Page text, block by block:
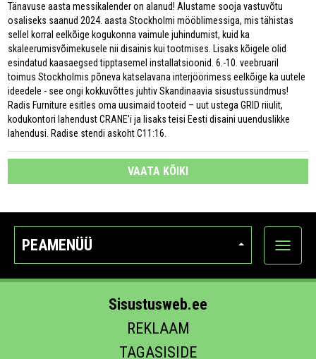
Tänavuse aasta messikalender on alanud! Alustame sooja vastuvõtu
osaliseks saanud 2024. aasta Stockholmi mööblimessiga, mis tähistas
sellel korral eelkõige kogukonna vaimule juhindumist, kuid ka
skaleerumisvõimekusele nii disainis kui tootmises. Lisaks kõigele olid
esindatud kaasaegsed tipptasemel installatsioonid. 6.-10. veebruaril
toimus Stockholmis põneva katselavana interjöörimess eelkõige ka uutele
ideedele - see ongi kokkuvõttes juhtiv Skandinaavia sisustussündmus!
Radis Furniture esitles oma uusimaid tooteid – uut ustega GRID riiulit,
kodukontori lahendust CRANE'i ja lisaks teisi Eesti disaini uuenduslikke
lahendusi. Radise stendi askoht C11:16.
VAATA KÕIKI
PEAMENÜÜ
Ava
Sisustusweb.ee
REKLAAM
TAGASISIDE